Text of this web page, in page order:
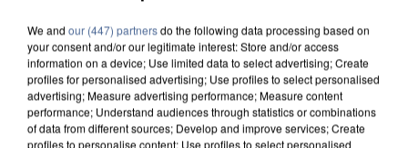
UN SECOND CADRE DE LA DZ MAFIA
INTERPELLÉ EN ALGÉRIE
We and our (447) partnersdo the following data processing based on
your consent and/or our legitimate interest: Store and/or access
information on a device; Use limited data to select advertising; Create
profiles for personalised advertising; Use profiles to select personalised
advertising; Measure advertising performance; Measure content
performance; Understand audiences through statistics or combinations
of data from different sources; Develop and improve services; Create
profiles to personalise content; Use profiles to select personalised